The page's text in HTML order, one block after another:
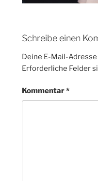
Schreibe einen
Deine E-Mail-
Erforderliche Felder
Kommentar*